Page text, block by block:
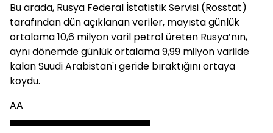
Bu arada, Rusya Federal İstatistik Servisi (Rosstat)
tarafından dün açıklanan veriler, mayısta günlük
ortalama 10,6 milyon varil petrol üreten Rusya’nın,
aynı dönemde günlük ortalama 9,99 milyon varilde
kalan Suudi Arabistan'ı geride bıraktığını ortaya
koydu.
AA